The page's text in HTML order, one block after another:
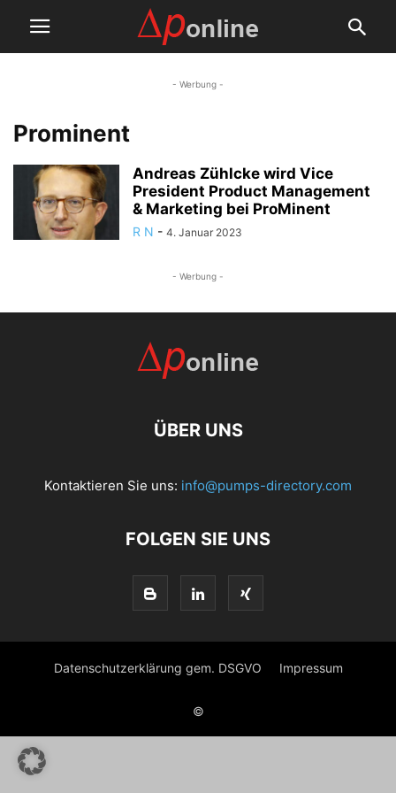
- Werbung -
Prominent
Andreas Zühlcke wird Vice
President Product Management
& Marketing bei ProMinent
R N - 4. Januar 2023
- Werbung -
ÜBER UNS
Kontaktieren Sie uns: info@pumps-directory.com
FOLGEN SIE UNS
Datenschutzerklärung gem. DSGVO Impressum
©